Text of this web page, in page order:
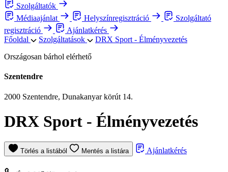
Szolgáltatók
Médiaajánlat
Helyszínregisztráció
Szolgáltató
regisztráció
Ajánlatkérés
Főoldal
Szolgáltatások
DRX Sport - Élményvezetés
Országosan bárhol elérhető
Szentendre
2000 Szentendre, Dunakanyar körút 14.
DRX Sport - Élményvezetés
Törlés a listából Mentés a listára Ajánlatkérés